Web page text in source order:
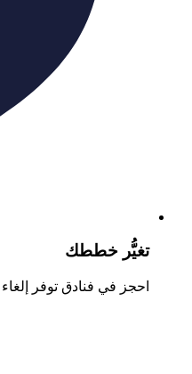
تغيُّر خططك
احجز في فنادق توفر إلغاء